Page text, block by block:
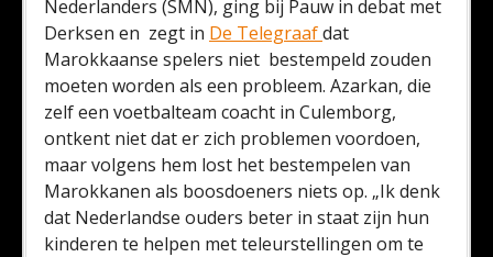
Nederlanders (SMN), ging bij Pauw in debat met
Derksen en zegt in De Telegraafdat
Marokkaanse spelers niet bestempeld zouden
moeten worden als een probleem. Azarkan, die
zelf een voetbalteam coacht in Culemborg,
ontkent niet dat er zich problemen voordoen,
maar volgens hem lost het bestempelen van
Marokkanen als boosdoeners niets op. „Ik denk
dat Nederlandse ouders beter in staat zijn hun
kinderen te helpen met teleurstellingen om te